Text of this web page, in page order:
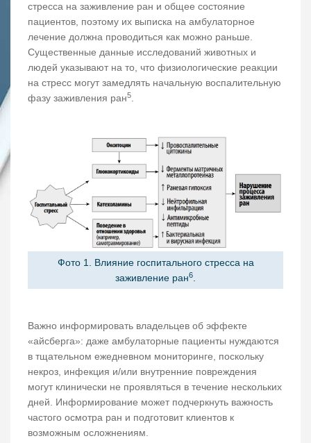
стресса на заживление ран и общее состояние
пациентов, поэтому их выписка на амбулаторное
лечение должна проводиться как можно раньше.
Существенные данные исследований животных и
людей указывают на то, что физиологические реакции
на стресс могут замедлять начальную воспалительную
фазу заживления ран5
Фото 1. Влияние госпитального стресса на
заживление ран6
Важно информировать владельцев об эффекте
«айсберга»: даже амбулаторные пациенты нуждаются
в тщательном ежедневном мониторинге, поскольку
некроз, инфекция и/или внутренние повреждения
могут клинически не проявляться в течение нескольких
дней. Информирование может подчеркнуть важность
частого осмотра ран и подготовит клиентов к
возможным осложнениям.